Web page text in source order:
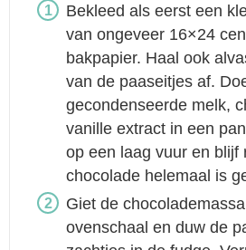
Bekleed als eerst een
van ongeveer 16×24
bakpapier. Haal ook
van de paaseitjes af.
gecondenseerde melk,
vanille extract in een
op een laag vuur en blijf
chocolade helemaal is
Giet de
ovenschaal en duw de